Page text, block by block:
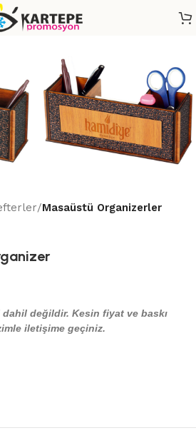
Masaüstü Organizerler
dahil değildir. Kesin fiyat ve baskı
iletişime geçiniz.